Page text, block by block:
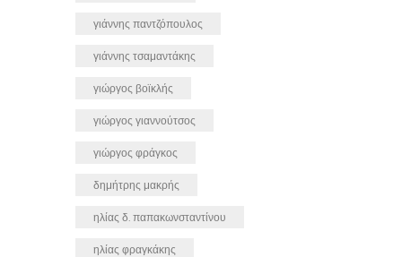
γιάννης παντζόπουλος
γιάννης τσαμαντάκης
γιώργος βοϊκλής
γιώργος γιαννούτσος
γιώργος φράγκος
δημήτρης μακρής
ηλίας δ. παπακωνσταντίνου
ηλίας φραγκάκης